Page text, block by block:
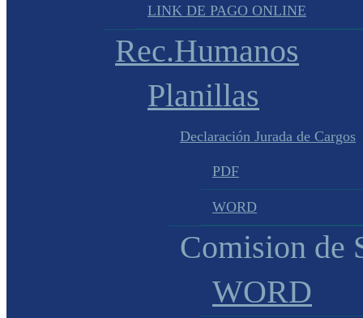
LINK DE PAGO ONLINE
Rec.Humanos
Planillas
Declaración Jurada de Cargos
PDF
WORD
Comision de
WORD